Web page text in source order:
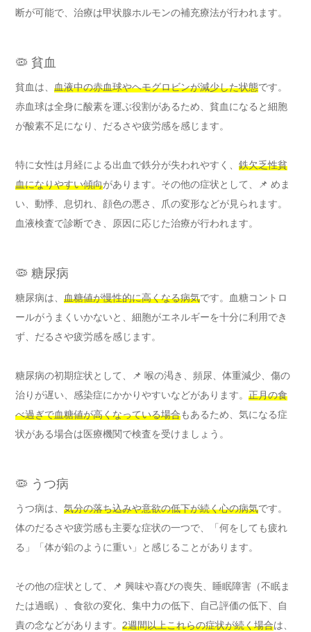
断が可能で、治療は甲状腺ホルモンの補充療法が行われます。
🦠 貧血
貧血は、 血液中の赤血球やヘモグロビンが減少した状態です。
赤血球は全身に酸素を運ぶ役割があるため、貧血になると細胞
が酸素不足になり、だるさや疲労感を感じます。
特に女性は月経による出血で鉄分が失われやすく、 鉄欠乏性貧
血になりやすい傾向があります。その他の症状として、📌 めま
い、動悸、息切れ、顔色の悪さ、爪の変形などが見られます。
血液検査で診断でき、原因に応じた治療が行われます。
🦠 糖尿病
糖尿病は、 血糖値が慢性的に高くなる病気です。血糖コントロ
ールがうまくいかないと、細胞がエネルギーを十分に利用でき
ず、だるさや疲労感を感じます。
糖尿病の初期症状として、📌 喉の渇き、頻尿、体重減少、傷の
治りが遅い、感染症にかかりやすいなどがあります。 正月の食
べ過ぎで血糖値が高くなっている場合もあるため、気になる症
状がある場合は医療機関で検査を受けましょう。
🦠 うつ病
うつ病は、 気分の落ち込みや意欲の低下が続く心の病気です。
体のだるさや疲労感も主要な症状の一つで、「何をしても疲れ
る」「体が鉛のように重い」と感じることがあります。
その他の症状として、📌 興味や喜びの喪失、睡眠障害（不眠ま
たは過眠）、食欲の変化、集中力の低下、自己評価の低下、自
責の念などがあります。 2週間以上これらの症状が続く場合は、